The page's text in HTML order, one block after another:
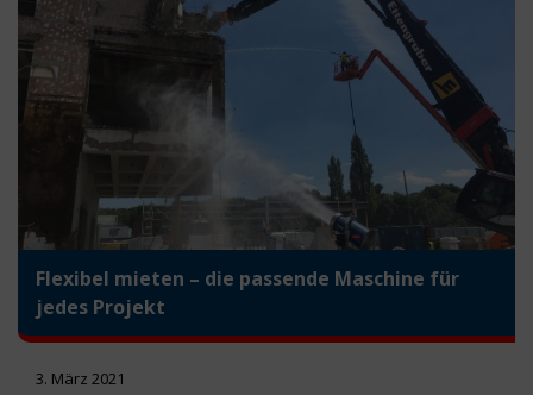
von baulichen Anlagen. TMG bietet alles aus einer
Hand: von der Planung, über die die Erarbeitung
der Abbruchtechnologie und geordneten Abbruch
[…]
Flexibel mieten – die passende Maschine für
jedes Projekt
3. März 2021